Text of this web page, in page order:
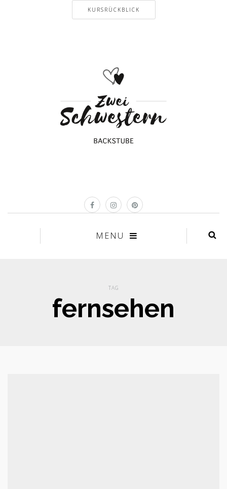
KURSRÜCKBLICK
MENU
TAG
fernsehen